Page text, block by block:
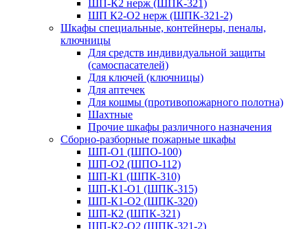
ШП-К2 нерж (ШПК-321)
ШП К2-О2 нерж (ШПК-321-2)
Шкафы специальные, контейнеры, пеналы,
ключницы
Для средств индивидуальной защиты
(самоспасателей)
Для ключей (ключницы)
Для аптечек
Для кошмы (противопожарного полотна)
Шахтные
Прочие шкафы различного назначения
Сборно-разборные пожарные шкафы
ШП-О1 (ШПО-100)
ШП-О2 (ШПО-112)
ШП-К1 (ШПК-310)
ШП-К1-О1 (ШПК-315)
ШП-К1-О2 (ШПК-320)
ШП-К2 (ШПК-321)
ШП-К2-О2 (ШПК-321-2)